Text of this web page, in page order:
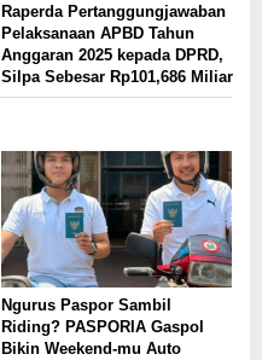
Raperda Pertanggungjawaban
Pelaksanaan APBD Tahun
Anggaran 2025 kepada DPRD,
Silpa Sebesar Rp101,686 Miliar
Ngurus Paspor Sambil
Riding? PASPORIA Gaspol
Bikin Weekend-mu Auto